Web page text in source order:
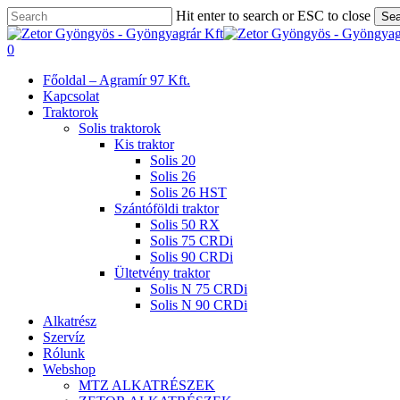
Skip
to
main
Hit enter to search or ESC to close
Close
Search
search
0
Főoldal – Agramír 97 Kft.
Kapcsolat
Traktorok
Solis traktorok
Kis traktor
Solis 20
Solis 26
Solis 26 HST
Szántóföldi traktor
Solis 50 RX
Solis 75 CRDi
Solis 90 CRDi
Ültetvény traktor
Solis N 75 CRDi
Solis N 90 CRDi
Alkatrész
Szervíz
Rólunk
Webshop
MTZ ALKATRÉSZEK